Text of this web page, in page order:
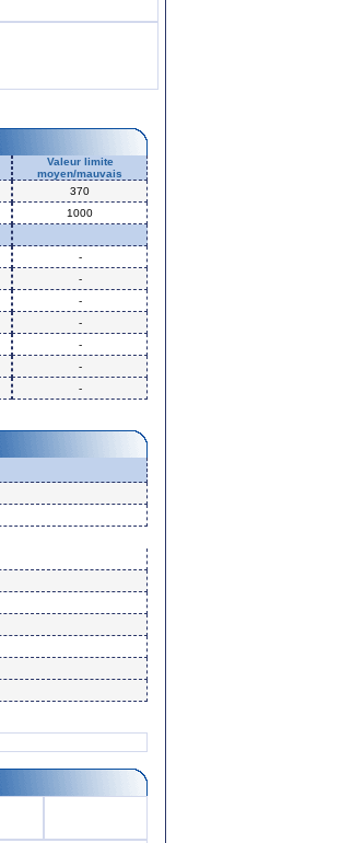
Valeur limite
moyen/mauvais
370
1000
-
-
-
-
-
-
-